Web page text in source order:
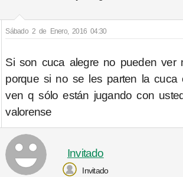
Sábado 2 de Enero, 2016 04:30
Si son cuca alegre no pueden ver
porque si no se les parten la cuca
ven q sólo están jugando con
valorense
Invitado
Invitado